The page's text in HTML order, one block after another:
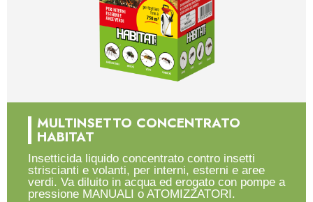
MULTINSETTO CONCENTRATO
HABITAT
Insetticida liquido concentrato contro insetti
striscianti e volanti, per interni, esterni e aree
verdi. Va diluito in acqua ed erogato con pompe a
pressione MANUALI o ATOMIZZATORI.